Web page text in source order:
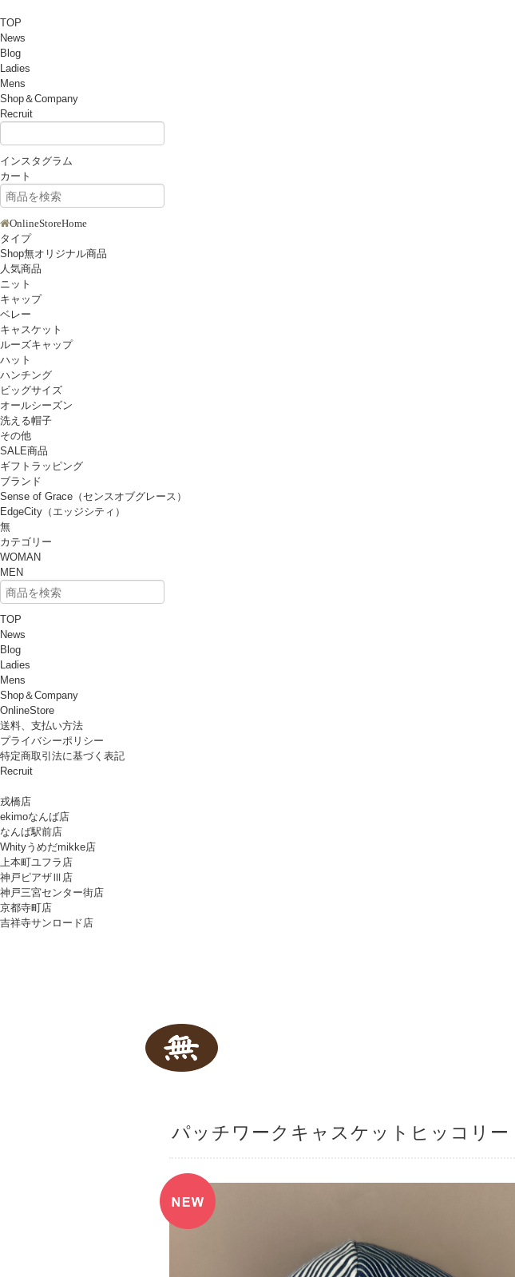
TOP
News
Blog
Ladies
Mens
Shop＆Company
Recruit
インスタグラム
カート
OnlineStoreHome
タイプ
Shop無オリジナル商品
人気商品
ニット
キャップ
ベレー
キャスケット
ルーズキャップ
ハット
ハンチング
ビッグサイズ
オールシーズン
洗える帽子
その他
SALE商品
ギフトラッピング
ブランド
Sense of Grace（センスオブグレース）
EdgeCity（エッジシティ）
無
カテゴリー
WOMAN
MEN
TOP
News
Blog
Ladies
Mens
Shop＆Company
OnlineStore
送料、支払い方法
プライバシーポリシー
特定商取引法に基づく表記
Recruit
戎橋店
ekimoなんば店
なんば駅前店
Whityうめだmikke店
上本町ユフラ店
神戸ピアザⅢ店
神戸三宮センター街店
京都寺町店
吉祥寺サンロード店
パッチワークキャスケットヒッコリー